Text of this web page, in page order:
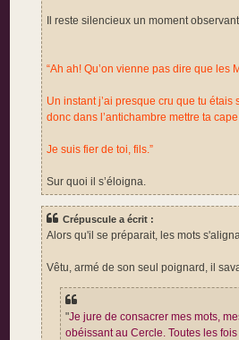
Il reste silencieux un moment
“Ah ah! Qu’on vienne pas dire que les
Un instant j’ai presque cru que tu
donc dans l’antichambre mettre ta
Je suis fier de toi, fils.”
Sur quoi il s’éloigna.
Crépuscule a écrit :
Alors qu'il se préparait, les mots
Vêtu, armé de son seul poignard, il
"Je jure de consacrer mes mots,
obéissant au Cercle. Toutes les